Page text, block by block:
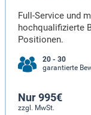
Full-Service und
hochqualifizierte
Positionen.
20 - 30
garantierte
Nur 995€
zzgl. MwSt.